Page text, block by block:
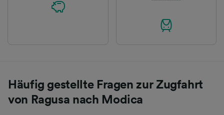
Häufig gestellte Fragen zur Zugfahrt
von Ragusa nach Modica